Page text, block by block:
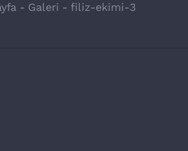
- Galeri - filiz-ekimi-3